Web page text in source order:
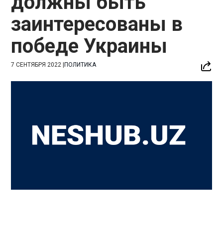
заинтересованы в
победе Украины
7 СЕНТЯБРЯ 2022 |ПОЛИТИКА